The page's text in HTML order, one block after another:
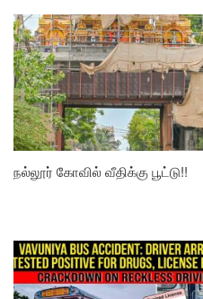
நல்லூர் கோவில் வீதிக்கு பூட்டு!!